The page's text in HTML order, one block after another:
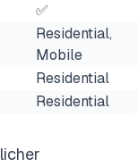
✅
Residential,
Mobile
Residential
Residential